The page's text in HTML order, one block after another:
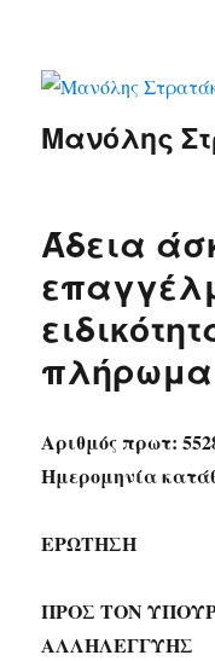
Μανόλης
Άδεια
πλήρωμα
Αριθμός πρωτ:
Ημερομηνία
ΕΡΩΤΗΣΗ
ΠΡΟΣ ΤΟΝ
ΑΛΛΗΛΕΓΓΥΗΣ